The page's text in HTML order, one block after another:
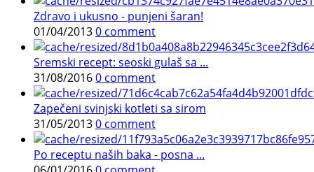
Zdravo i ukusno - punjeni šaran!
01/04/20130 comment
Sremski recept: seoski gulaš sa ...
31/08/20160 comment
Zapečeni svinjski kotleti sa sirom
31/05/20130 comment
Po receptu naših baka - posna ...